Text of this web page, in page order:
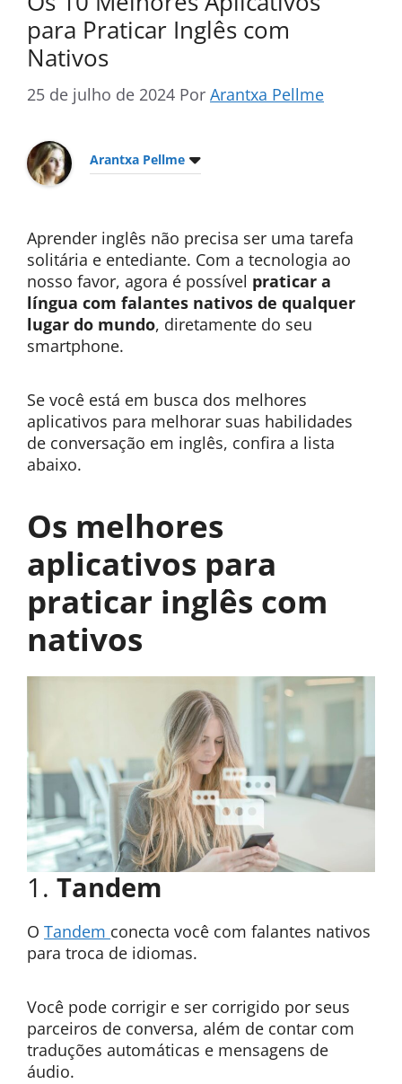
para Praticar Inglês com
Nativos
25 de julho de 2024 Por Arantxa Pellme
Arantxa Pellme
Aprender inglês não precisa ser uma tarefa
solitária e entediante. Com a tecnologia ao
nosso favor, agora é possível praticar a
língua com falantes nativos de qualquer
lugar do mundo, diretamente do seu
smartphone.
Se você está em busca dos melhores
aplicativos para melhorar suas habilidades
de conversação em inglês, confira a lista
abaixo.
Os melhores
aplicativos para
praticar inglês com
nativos
1. Tandem
O Tandem conecta você com falantes nativos
para troca de idiomas.
Você pode corrigir e ser corrigido por seus
parceiros de conversa, além de contar com
traduções automáticas e mensagens de
áudio.